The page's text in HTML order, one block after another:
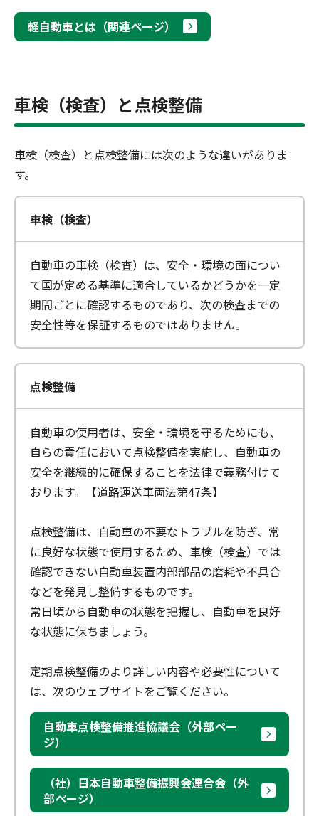
軽自動車とは（関連ページ）
車検（検査）と点検整備
車検（検査）と点検整備には次のような違いがありま
す。
車検（検査）
自動車の車検（検査）は、安全・環境の面につい
て国が定める基準に適合しているかどうかを一定
期間ごとに確認するものであり、次の検査までの
安全性等を保証するものではありません。
点検整備
自動車の使用者は、安全・環境を守るためにも、
自らの責任において点検整備を実施し、自動車の
安全を継続的に確保することを法律で義務付けて
おります。【道路運送車両法第47条】
点検整備は、自動車の不要なトラブルを防ぎ、常
に良好な状態で使用するため、車検（検査）では
確認できない自動車装置内部部品の磨耗や不具合
などを発見し整備するものです。
常日頃から自動車の状態を把握し、自動車を良好
な状態に保ちましょう。
定期点検整備のより詳しい内容や必要性について
は、次のウェブサイトをご覧ください。
自動車点検整備推進協議会（外部ペー
ジ）
（社）日本自動車整備振興会連合会（外
部ページ）